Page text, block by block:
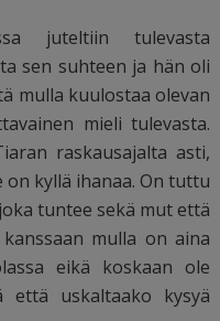
juteltiin tulevasta
sen suhteen ja hän oli
mulla kuulostaa olevan
mieli tulevasta.
raskausajalta asti,
kyllä ihanaa. On tuttu
tuntee sekä mut että
mulla on aina
eikä koskaan ole
uskaltaako kysyä